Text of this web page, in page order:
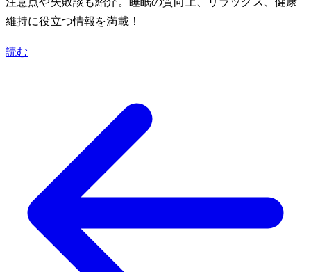
注意点や失敗談も紹介。睡眠の質向上、リラックス、健康
維持に役立つ情報を満載！
読む